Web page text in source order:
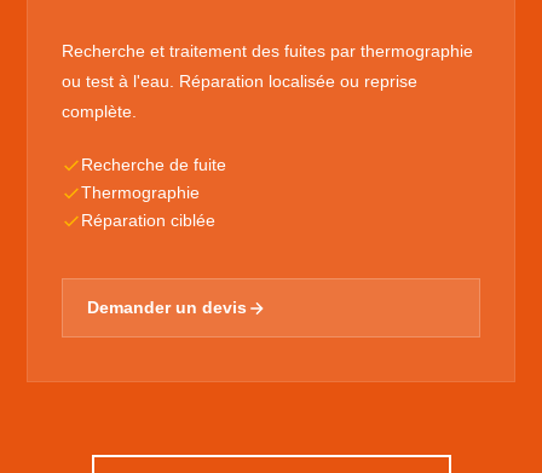
Recherche et traitement des fuites par thermographie
ou test à l'eau. Réparation localisée ou reprise
complète.
Recherche de fuite
Thermographie
Réparation ciblée
Demander un devis